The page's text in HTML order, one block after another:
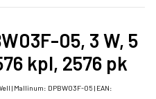
05, 3 W, 5
kpl, 2576 pk
| Mallinum: DPBW03F-05| EAN: